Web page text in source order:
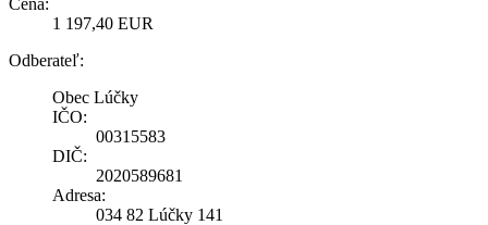
1 197,40 EUR
Odberateľ:
Obec Lúčky
IČO:
00315583
DIČ:
2020589681
Adresa:
034 82 Lúčky 141